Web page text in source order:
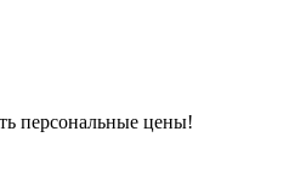
персональные цены!